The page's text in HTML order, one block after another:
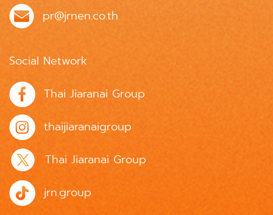
pr@jrnen.co.th
Social Network
Thai Jiaranai Group
thaijiaranaigroup
Thai Jiaranai Group
jrn.group